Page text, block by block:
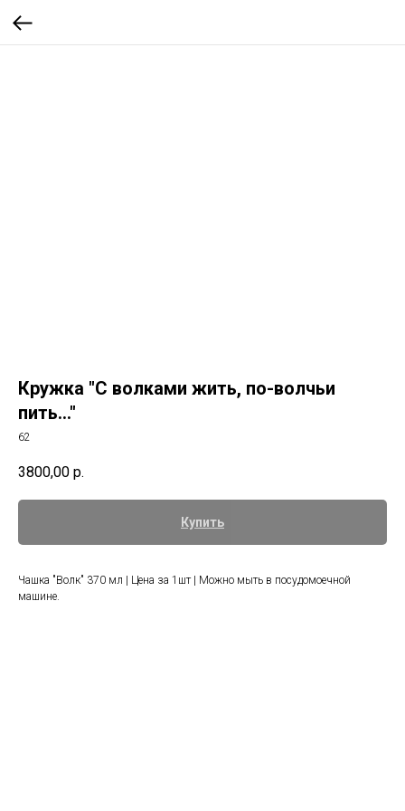
Кружка "С волками жить, по-волчьи
пить..."
62
3800,00 р.
Купить
Чашка "Волк" 370 мл | Цена за 1шт | Можно мыть в посудомоечной
машине.